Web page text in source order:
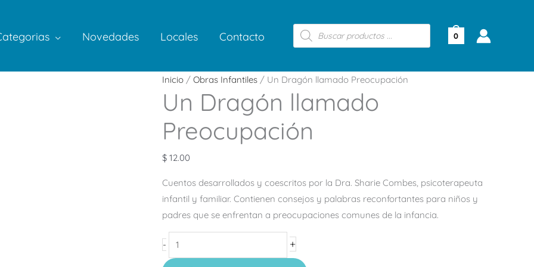
Novedades Locales Contacto
Búsqueda
de
productos
0
Inicio / Obras Infantiles / Un Dragón llamado Preocupación
Un Dragón llamado
Preocupación
$ 12.00
Cuentos desarrollados y coescritos por la Dra. Sharie Combes, psicoterapeuta
infantil y familiar. Contienen consejos y palabras reconfortantes para niños y
padres que se enfrentan a preocupaciones comunes de la infancia.
-
Un
Dragón
llamado
Preocupación
cantidad
+